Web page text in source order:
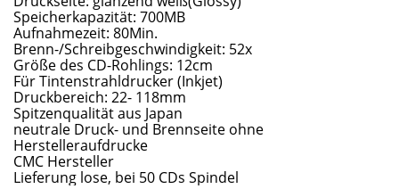
Speicherkapazität: 700MB
Aufnahmezeit: 80Min.
Brenn-/Schreibgeschwindigkeit: 52x
Größe des CD-Rohlings: 12cm
Für Tintenstrahldrucker (Inkjet)
Druckbereich: 22- 118mm
Spitzenqualität aus Japan
neutrale Druck- und Brennseite ohne
Herstelleraufdrucke
CMC Hersteller
Lieferung lose, bei 50 CDs Spindel